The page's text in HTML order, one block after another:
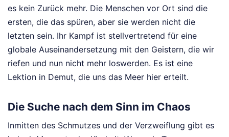
es kein Zurück mehr. Die Menschen vor Ort sind die
ersten, die das spüren, aber sie werden nicht die
letzten sein. Ihr Kampf ist stellvertretend für eine
globale Auseinandersetzung mit den Geistern, die wir
riefen und nun nicht mehr loswerden. Es ist eine
Lektion in Demut, die uns das Meer hier erteilt.
Die Suche nach dem Sinn im Chaos
Inmitten des Schmutzes und der Verzweiflung gibt es